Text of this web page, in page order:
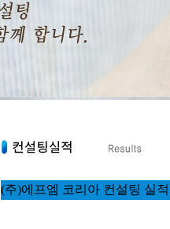
(주)에프엠 코리아 컨설팅 실